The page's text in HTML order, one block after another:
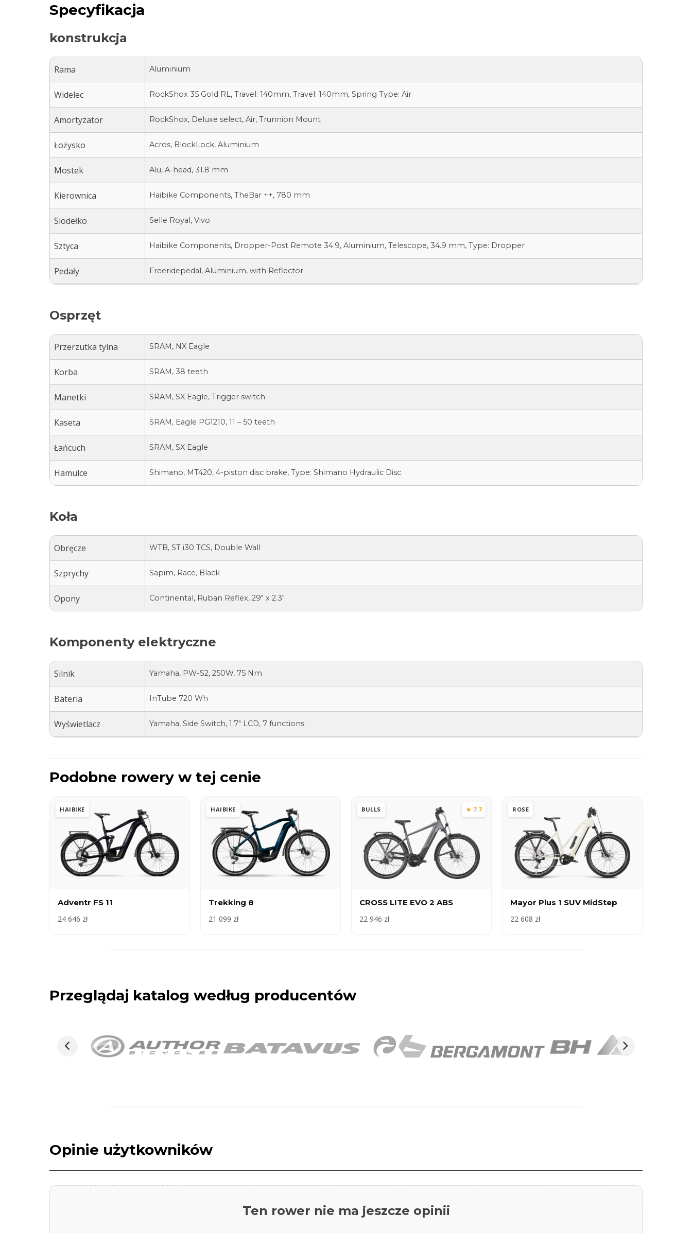
Specyfikacja
konstrukcja
Rama Aluminium
Widelec RockShox 35 Gold RL, Travel: 140mm, Travel: 140mm, Spring Type: Air
Amortyzator RockShox, Deluxe select, Air, Trunnion Mount
Łożysko Acros, BlockLock, Aluminium
Mostek Alu, A-head, 31.8 mm
Kierownica Haibike Components, TheBar ++, 780 mm
Siodełko Selle Royal, Vivo
Sztyca Haibike Components, Dropper-Post Remote 34.9, Aluminium, Telescope, 34.9 mm, Type: Dropper
Pedały Freeridepedal, Aluminium, with Reflector
Osprzęt
Przerzutka tylna SRAM, NX Eagle
Korba SRAM, 38 teeth
Manetki SRAM, SX Eagle, Trigger switch
Kaseta SRAM, Eagle PG1210, 11 – 50 teeth
Łańcuch SRAM, SX Eagle
Hamulce Shimano, MT420, 4-piston disc brake, Type: Shimano Hydraulic Disc
Koła
Obręcze WTB, ST i30 TCS, Double Wall
Szprychy Sapim, Race, Black
Opony Continental, Ruban Reflex, 29″ x 2.3″
Komponenty elektryczne
Silnik Yamaha, PW-S2, 250W, 75 Nm
Bateria InTube 720 Wh
Wyświetlacz Yamaha, Side Switch, 1.7″ LCD, 7 functions
Podobne rowery w tej cenie
HAIBIKE
Adventr FS 11
24 646 zł
HAIBIKE
Trekking 8
21 099 zł
BULLS ★ 7.7
CROSS LITE EVO 2 ABS
22 946 zł
ROSE
Mayor Plus 1 SUV MidStep
22 608 zł
Przeglądaj katalog według producentów
Opinie użytkowników
Ten rower nie ma jeszcze opinii